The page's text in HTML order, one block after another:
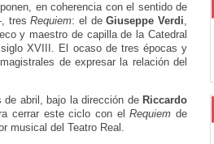
en coherencia con el sentido de
tresRequiem: el deGiuseppe Verdi,
y maestro de capilla de la Catedral
XVIII. El ocaso de tres épocas y
de expresar la relación del
de abril, bajo la dirección de Riccardo
cerrar este ciclo con elRequiem de
musical del Teatro Real.